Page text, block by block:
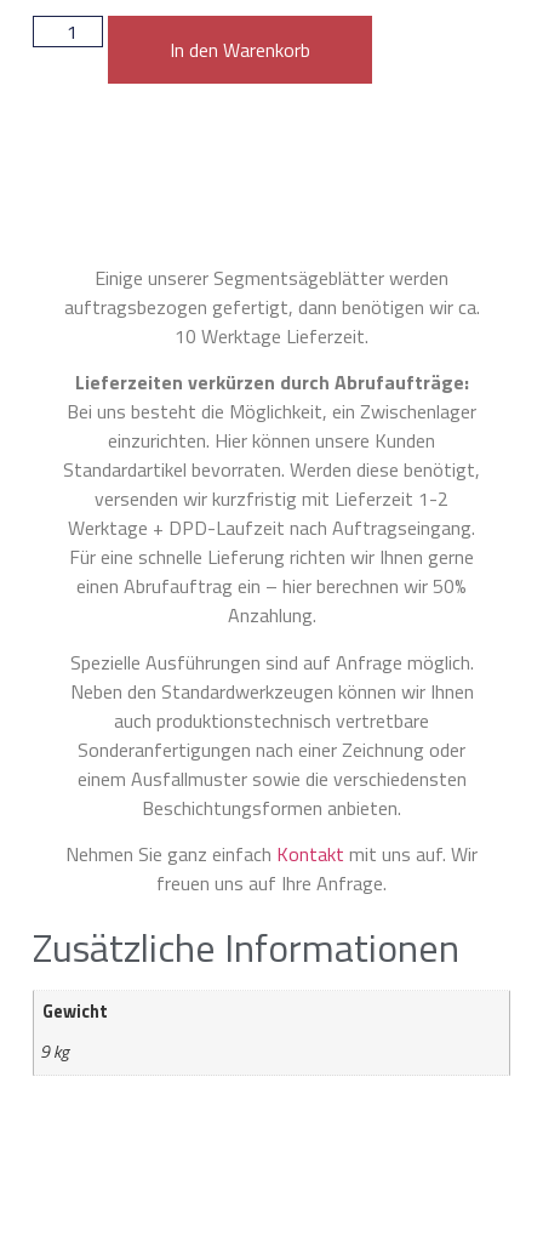
In den Warenkorb
Zusätzliche Informationen
Gewicht
9 kg
Einige unserer Segmentsägeblätter werden
auftragsbezogen gefertigt, dann benötigen wir ca.
10 Werktage Lieferzeit.
Lieferzeiten verkürzen durch Abrufaufträge:
Bei uns besteht die Möglichkeit, ein Zwischenlager
einzurichten. Hier können unsere Kunden
Standardartikel bevorraten. Werden diese benötigt,
versenden wir kurzfristig mit Lieferzeit 1-2
Werktage + DPD-Laufzeit nach Auftragseingang.
Für eine schnelle Lieferung richten wir Ihnen gerne
einen Abrufauftrag ein – hier berechnen wir 50%
Anzahlung.
Spezielle Ausführungen sind auf Anfrage möglich.
Neben den Standardwerkzeugen können wir Ihnen
auch produktionstechnisch vertretbare
Sonderanfertigungen nach einer Zeichnung oder
einem Ausfallmuster sowie die verschiedensten
Beschichtungsformen anbieten.
Nehmen Sie ganz einfach Kontakt mit uns auf. Wir
freuen uns auf Ihre Anfrage.